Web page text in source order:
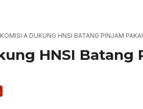
KOMISI A DUKUNG HNSI BATANG PINJAM
HNSI Batang